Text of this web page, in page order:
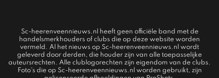
Sc-heerenveennieuws.nl heeft geen officiële band met de
handelsmerkhouders of clubs die op deze website worden
vermeld. Al het nieuws op Sc-heerenveennieuws.nl wordt
geleverd door derden, die houder zijn van alle toepasselijke
auteursrechten. Alle clublogorechten zijn eigendom van de clubs.
Foto's die op Sc-heerenveennieuws.nl worden gebruikt, zijn